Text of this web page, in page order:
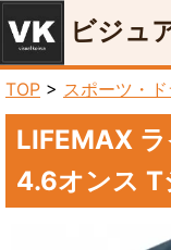
ビジュ
TOP > スポーツ・ド
LIFEMAX
4.6オンス T